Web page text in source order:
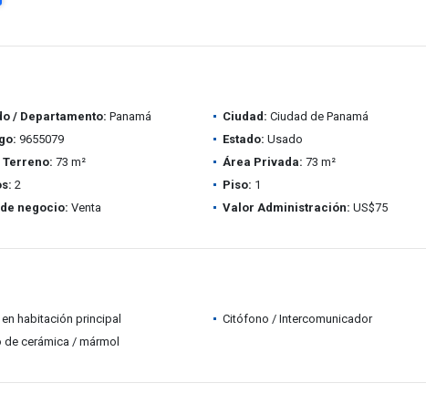
/ Departamento: Panamá Ciudad: Ciudad de Panamá
9655079 Estado: Usado
Terreno: 73 m² Área Privada: 73 m²
2 Piso: 1
negocio: Venta Valor Administración: US$75
habitación principal
Citófono / Intercomunicador
de cerámica / mármol